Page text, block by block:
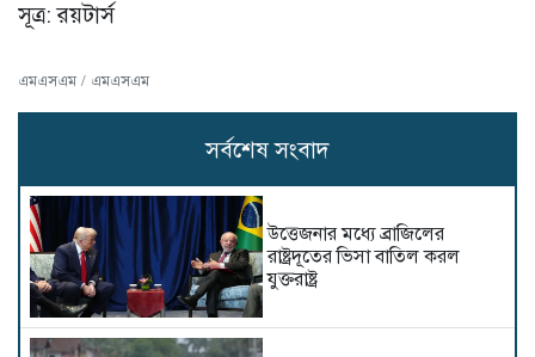
সূত্র: রয়টার্স
এমএসএম / এমএসএম
সর্বশেষ সংবাদ
উত্তেজনার মধ্যে ব্রাজিলের
রাষ্ট্রদূতের ভিসা বাতিল করল
যুক্তরাষ্ট্র